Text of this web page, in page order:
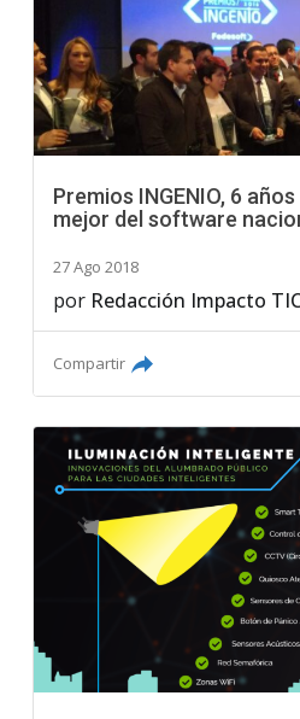
Premios INGENIO, 6
mejor del software
27 Ago 2018
por Redacción Impacto
Compartir